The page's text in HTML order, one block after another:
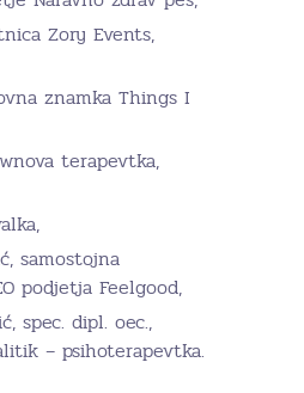
Zory Events,
znamka Things I
terapevtka,
samostojna
podjetja Feelgood,
spec. dipl. oec.,
– psihoterapevtka.